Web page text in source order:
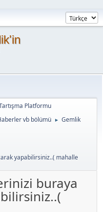
Platformu
vb bölümü ► Gemlik
yapabilirsiniz..( mahalle
buraya